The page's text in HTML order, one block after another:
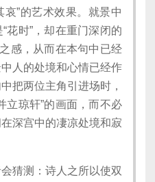
哀”的艺术效果。就景中
花时”，却在重门深闭的
感，从而在本句中已经
人的处境和心情已经作
把两位主角引进场时，
立琼轩”的画面，而不必
深宫中的凄凉处境和寂
猜测：诗人之所以使双